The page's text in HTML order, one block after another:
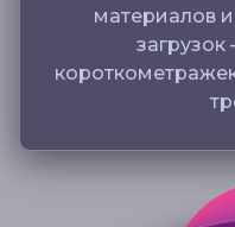
материалов